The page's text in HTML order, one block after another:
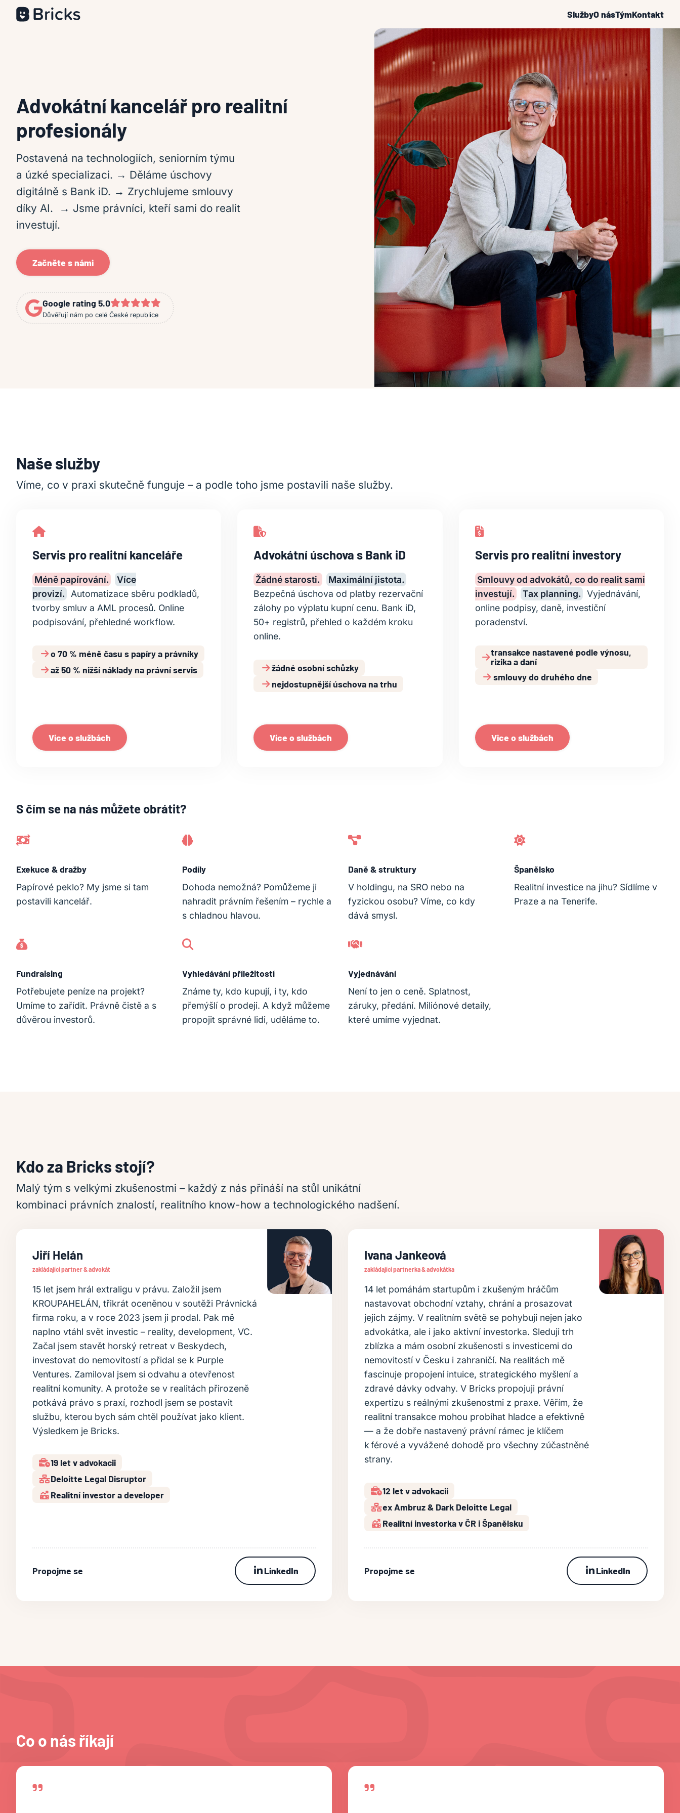
SlužbyO násTýmKontakt
Advokátní kancelář pro realitní
profesionály
Postavená na technologiích, seniorním týmu
a úzké specializaci. → Děláme úschovy
digitálně s Bank iD. → Zrychlujeme smlouvy
díky AI. → Jsme právníci, kteří sami do realit
investují.
Začněte s námi
Google rating 5.0
Důvěřují nám po celé České republice
Naše služby
Víme, co v praxi skutečně funguje – a podle toho jsme postavili naše služby.
Servis pro realitní kanceláře
Méně papírování.
Více
provizí.
Automatizace sběru podkladů,
tvorby smluv a AML procesů. Online
podpisování, přehledné workflow.
o 70 % méně času s papíry a právníky
až 50 % nižší náklady na právní servis
Vice o službách
Advokátní úschova s Bank iD
Žádné starosti.
Maximální jistota.
Bezpečná úschova od platby rezervační
zálohy po výplatu kupní cenu. Bank iD,
50+ registrů, přehled o každém kroku
online.
žádné osobní schůzky
nejdostupnější úschova na trhu
Vice o službách
Servis pro realitní investory
Smlouvy od advokátů, co do realit sami
investují.
Tax planning. Vyjednávání,
online podpisy, daně, investiční
poradenství.
transakce nastavené podle výnosu,
rizika a daní
smlouvy do druhého dne
Vice o službách
S čím se na nás můžete obrátit?
Exekuce & dražby
Papírové peklo? My jsme si tam
postavili kancelář.
Podíly
Dohoda nemožná? Pomůžeme ji
nahradit právním řešením – rychle a
s chladnou hlavou.
Daně & struktury
V holdingu, na SRO nebo na
fyzickou osobu? Víme, co kdy
dává smysl.
Španělsko
Realitní investice na jihu? Sídlíme v
Praze a na Tenerife.
Fundraising
Potřebujete peníze na projekt?
Umíme to zařídit. Právně čistě a s
důvěrou investorů.
Vyhledávání příležitostí
Známe ty, kdo kupují, i ty, kdo
přemýšlí o prodeji. A když můžeme
propojit správné lidi, uděláme to.
Vyjednávání
Není to jen o ceně. Splatnost,
záruky, předání. Miliónové detaily,
které umíme vyjednat.
Kdo za Bricks stojí?
Malý tým s velkými zkušenostmi – každý z nás přináší na stůl unikátní
kombinaci právních znalostí, realitního know-how a technologického nadšení.
Jiří Helán
zakládající partner & advokát
15 let jsem hrál extraligu v právu. Založil jsem
KROUPAHELÁN, třikrát oceněnou v soutěži Právnická
firma roku, a v roce 2023 jsem ji prodal. Pak mě
naplno vtáhl svět investic – reality, development, VC.
Začal jsem stavět horský retreat v Beskydech,
investovat do nemovitostí a přidal se k Purple
Ventures. Zamiloval jsem si odvahu a otevřenost
realitní komunity. A protože se v realitách přirozeně
potkává právo s praxí, rozhodl jsem se postavit
službu, kterou bych sám chtěl používat jako klient.
Výsledkem je Bricks.
19 let v advokacii
Deloitte Legal Disruptor
Realitní investor a developer
Propojme se LinkedIn
Ivana Jankeová
zakládající partnerka & advokátka
14 let pomáhám startupům i zkušeným hráčům
nastavovat obchodní vztahy, chrání a prosazovat
jejich zájmy. V realitním světě se pohybuji nejen jako
advokátka, ale i jako aktivní investorka. Sleduji trh
zblízka a mám osobní zkušenosti s investicemi do
nemovitostí v Česku i zahraničí. Na realitách mě
fascinuje propojení intuice, strategického myšlení a
zdravé dávky odvahy. V Bricks propojuji právní
expertizu s reálnými zkušenostmi z praxe. Věřím, že
realitní transakce mohou probíhat hladce a efektivně
— a že dobře nastavený právní rámec je klíčem
k férové a vyvážené dohodě pro všechny zúčastněné
strany.
12 let v advokacii
ex Ambruz & Dark Deloitte Legal
Realitní investorka v ČR i Španělsku
Propojme se LinkedIn
Co o nás říkají